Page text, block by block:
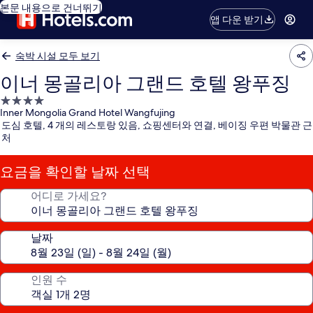
본문 내용으로 건너뛰기
앱 다운 받기
숙박 시설 모두 보기
이너 몽골리아 그랜드 호텔 왕푸징
4.0
성
급
숙
시
설
Inner Mongolia Grand Hotel Wangfujing
도심 호텔, 4 개의 레스토랑 있음, 쇼핑센터와 연결, 베이징 우편 박물관 근
처
요금을 확인할 날짜 선택
어디로 가세요?
날짜
인원 수